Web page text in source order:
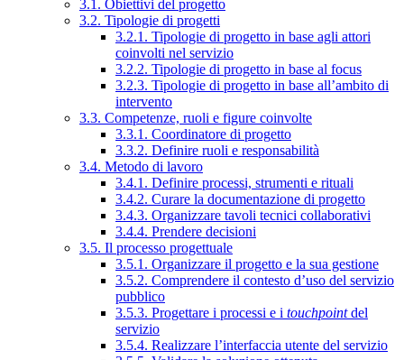
3.1. Obiettivi del progetto
3.2. Tipologie di progetti
3.2.1. Tipologie di progetto in base agli attori
coinvolti nel servizio
3.2.2. Tipologie di progetto in base al focus
3.2.3. Tipologie di progetto in base all’ambito di
intervento
3.3. Competenze, ruoli e figure coinvolte
3.3.1. Coordinatore di progetto
3.3.2. Definire ruoli e responsabilità
3.4. Metodo di lavoro
3.4.1. Definire processi, strumenti e rituali
3.4.2. Curare la documentazione di progetto
3.4.3. Organizzare tavoli tecnici collaborativi
3.4.4. Prendere decisioni
3.5. Il processo progettuale
3.5.1. Organizzare il progetto e la sua gestione
3.5.2. Comprendere il contesto d’uso del servizio
pubblico
3.5.3. Progettare i processi e i touchpointdel
servizio
3.5.4. Realizzare l’interfaccia utente del servizio